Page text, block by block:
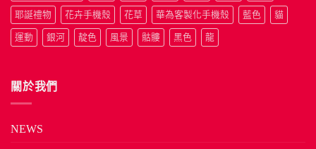
耶誕禮物 花卉手機殼 花草 華為客製化手機殼 藍色 貓
運動 銀河 靛色 風景 骷髏 黑色 龍
關於我們
NEWS